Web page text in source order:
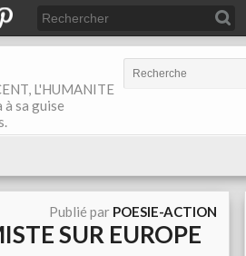
L'HUMANITE
à sa guise
Publié par POESIE-ACTION
SUR EUROPE